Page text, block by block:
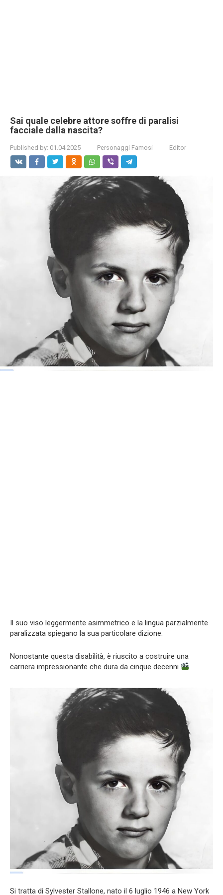
Sai quale celebre attore soffre di paralisi
facciale dalla nascita?
Published by: 01.04.2025 Personaggi Famosi Editor
Il suo viso leggermente asimmetrico e la lingua parzialmente
paralizzata spiegano la sua particolare dizione.
Nonostante questa disabilità, è riuscito a costruire una
carriera impressionante che dura da cinque decenni
.
Si tratta di Sylvester Stallone, nato il 6 luglio 1946 a New York